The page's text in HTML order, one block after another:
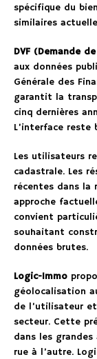
spécifique du
similaires
DVF (Demande
aux données
Générale des
garantit la
cinq dernières
L’interface reste
Les utilisateurs
cadastrale. Les
récentes dans la
approche
convient
souhaitant
données brutes.
Logic-Immo
géolocalisation
de l’utilisateur
secteur. Cette
dans les
rue à l’autre.